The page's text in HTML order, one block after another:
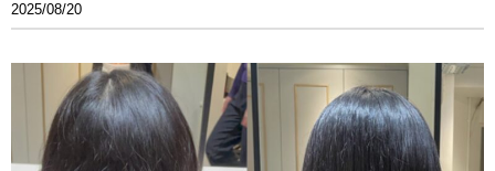
2025/08/20